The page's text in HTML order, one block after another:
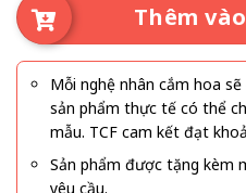
Thêm
Mỗi nghệ nhân cắm hoa
sản phẩm thực tế có thể
mẫu. TCF cam kết đạt
Sản phẩm được tặng kèm
yêu cầu.